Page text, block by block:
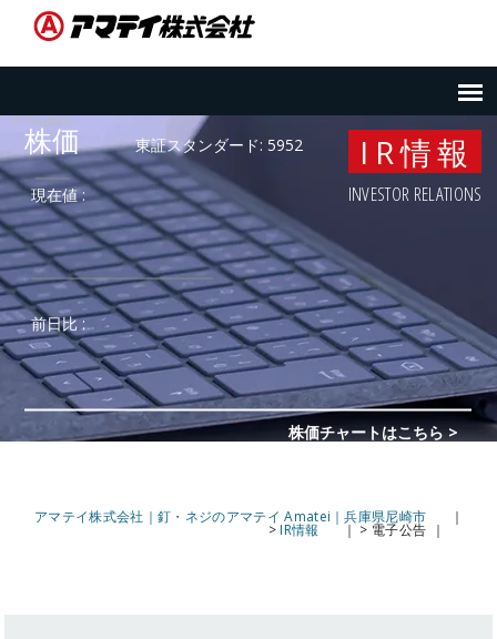
IR情報
INVESTOR RELATIONS
アマテイ株式会社｜釘・ネジのアマテイ Amatei｜兵庫県尼崎市
> IR情報 > 電子公告